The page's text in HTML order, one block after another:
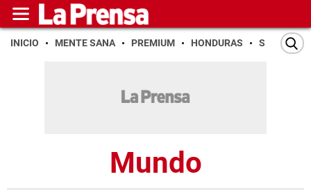
INICIO MENTE SANA PREMIUM HONDURAS SAN PEDRO
Mundo